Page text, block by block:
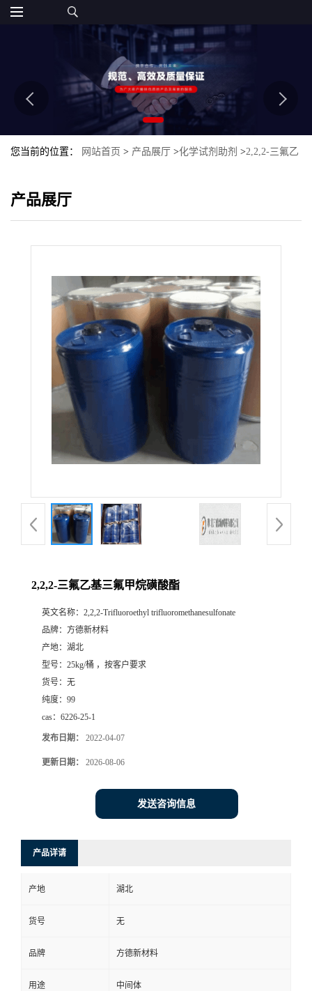
您当前的位置： 网站首页 > 产品展厅 >化学试剂助剂 >2,2,2-三氟乙
产品展厅
2,2,2-三氟乙基三氟甲烷磺酸酯
英文名称： 2,2,2-Trifluoroethyl trifluoromethanesulfonate
品牌： 方德新材料
产地： 湖北
型号： 25kg/桶 ，按客户要求
货号： 无
纯度： 99
cas： 6226-25-1
发布日期： 2022-04-07
更新日期： 2026-08-06
发送咨询信息
产品详请
产地 湖北
货号 无
品牌 方德新材料
用途 中间体